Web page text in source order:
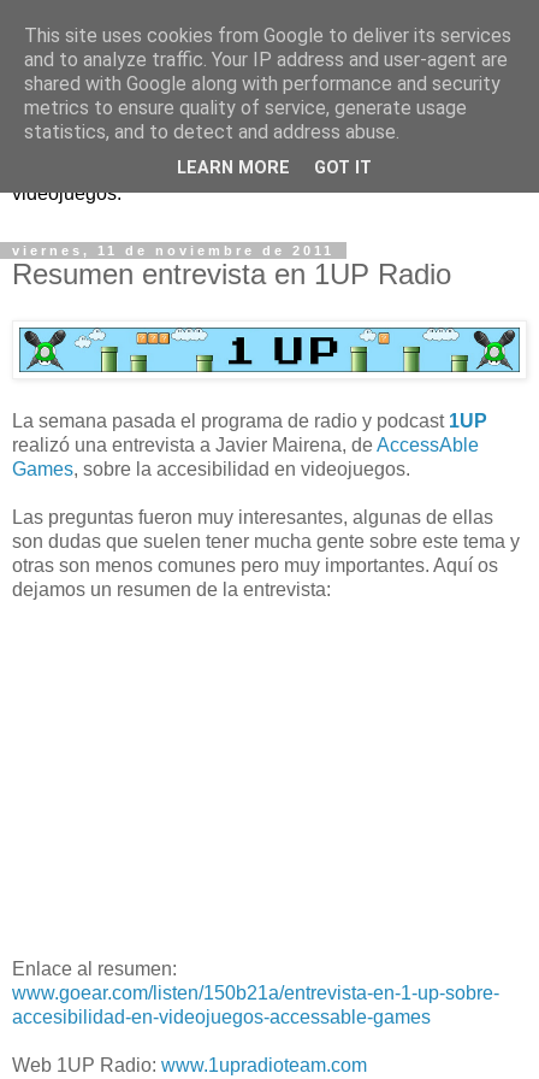
Análisis, noticias y eventos sobre accesibilidad en
videojuegos.
viernes, 11 de noviembre de 2011
Resumen entrevista en 1UP Radio
La semana pasada el programa de radio y podcast 1UP
realizó una entrevista a Javier Mairena, deAccessAble
Games, sobre la accesibilidad en videojuegos.
Las preguntas fueron muy interesantes, algunas de ellas
son dudas que suelen tener mucha gente sobre este tema y
otras son menos comunes pero muy importantes. Aquí os
dejamos un resumen de la entrevista:
Enlace al resumen:
www.goear.com/listen/150b21a/entrevista-en-1-up-sobre-
accesibilidad-en-videojuegos-accessable-games
Web 1UP Radio: www.1upradioteam.com
This site uses cookies from Google to deliver its services
and to analyze traffic. Your IP address and user-agent are
shared with Google along with performance and security
metrics to ensure quality of service, generate usage
statistics, and to detect and address abuse.
LEARN MORE GOT IT